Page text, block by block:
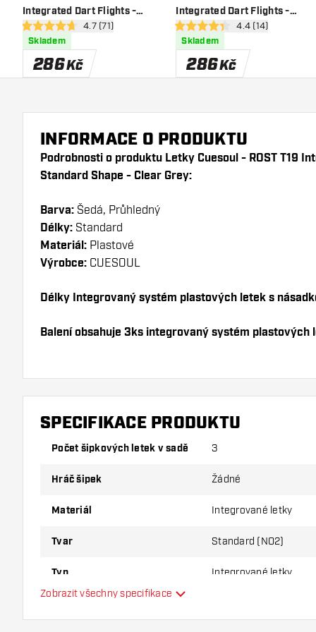
Integrated Dart Flights -
Standard Shape - Clear
Black
otevřít panel recenzí
4.7 hodnoticí hvězdičky
4.7 (71)
Skladem
286Kč
Integrated Dart Flights -
Standard Shape - Clear Red
otevřít panel
4.4 hodnoticí hvězdičky
4.4 (14)
Skladem
286Kč
INFORMACE O PRODUKTU
Podrobnosti o produktu Letky Cuesoul - ROST T19
Standard Shape - Clear Grey:
Barva: Šedá, Průhledný
Délky: Standard
Materiál: Plastové
Výrobce: CUESOUL
Délky Integrovaný systém plastových letek s
Balení obsahuje 3ks integrovaný systém plastových
Ujistěte se, že máte po ruce dostatek letky a
používáním poškodit nebo zlomit.
Vyzkoušejte jiný tvar, materiál nebo tloušťku letky,
SPECIFIKACE PRODUKTU
Počet šipkových letek v sadě 3
Hráč šipek Žádné
Materiál Integrované letky
Tvar Standard (NO2)
Typ Integrované letky
Zobrazit všechny specifikace